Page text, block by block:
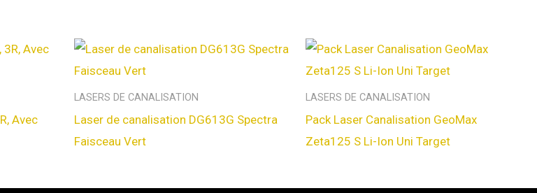
Avec
LASERS DE CANALISATION
Laser de canalisation DG613G Spectra
Faisceau Vert
LASERS DE CANALISATION
Pack Laser Canalisation GeoMax
Zeta125 S Li-Ion Uni Target